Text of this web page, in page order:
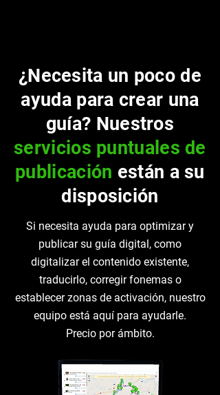
¿Necesita un poco de
ayuda para crear una
guía? Nuestros
servicios puntuales de
publicación están a su
disposición
Si necesita ayuda para optimizar y
publicar su guía digital, como
digitalizar el contenido existente,
traducirlo, corregir fonemas o
establecer zonas de activación, nuestro
equipo está aquí para ayudarle.
Precio por ámbito.